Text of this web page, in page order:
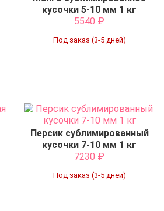
кусочки 5-10 мм 1 кг
5540 ₽
Под заказ (3-5 дней)
Персик сублимированный
кусочки 7-10 мм 1 кг
7230 ₽
Под заказ (3-5 дней)